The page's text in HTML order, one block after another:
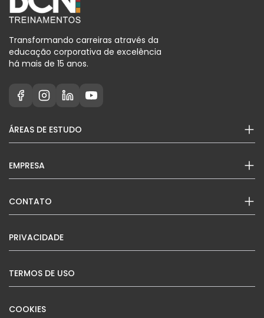
Transformando carreiras através da
educação corporativa de excelência
há mais de 15 anos.
ÁREAS DE ESTUDO
EMPRESA
CONTATO
PRIVACIDADE
TERMOS DE USO
COOKIES